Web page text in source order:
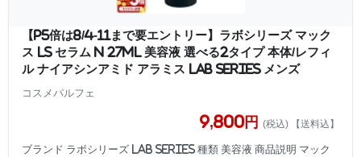
【P5倍は8/4-11まで要エントリー】ラボシリーズ マック
ス LS セラム N 27ml 美容液 選べる2タイプ 本体/レフィ
ル ナイアシンアミド アラミス LAB SERIES メンズ
コスメパルフェ
9,800円 (税込) 【送料込】
ブランド ラボシリーズ LAB SERIES 種類 美容液 商品説明 マック